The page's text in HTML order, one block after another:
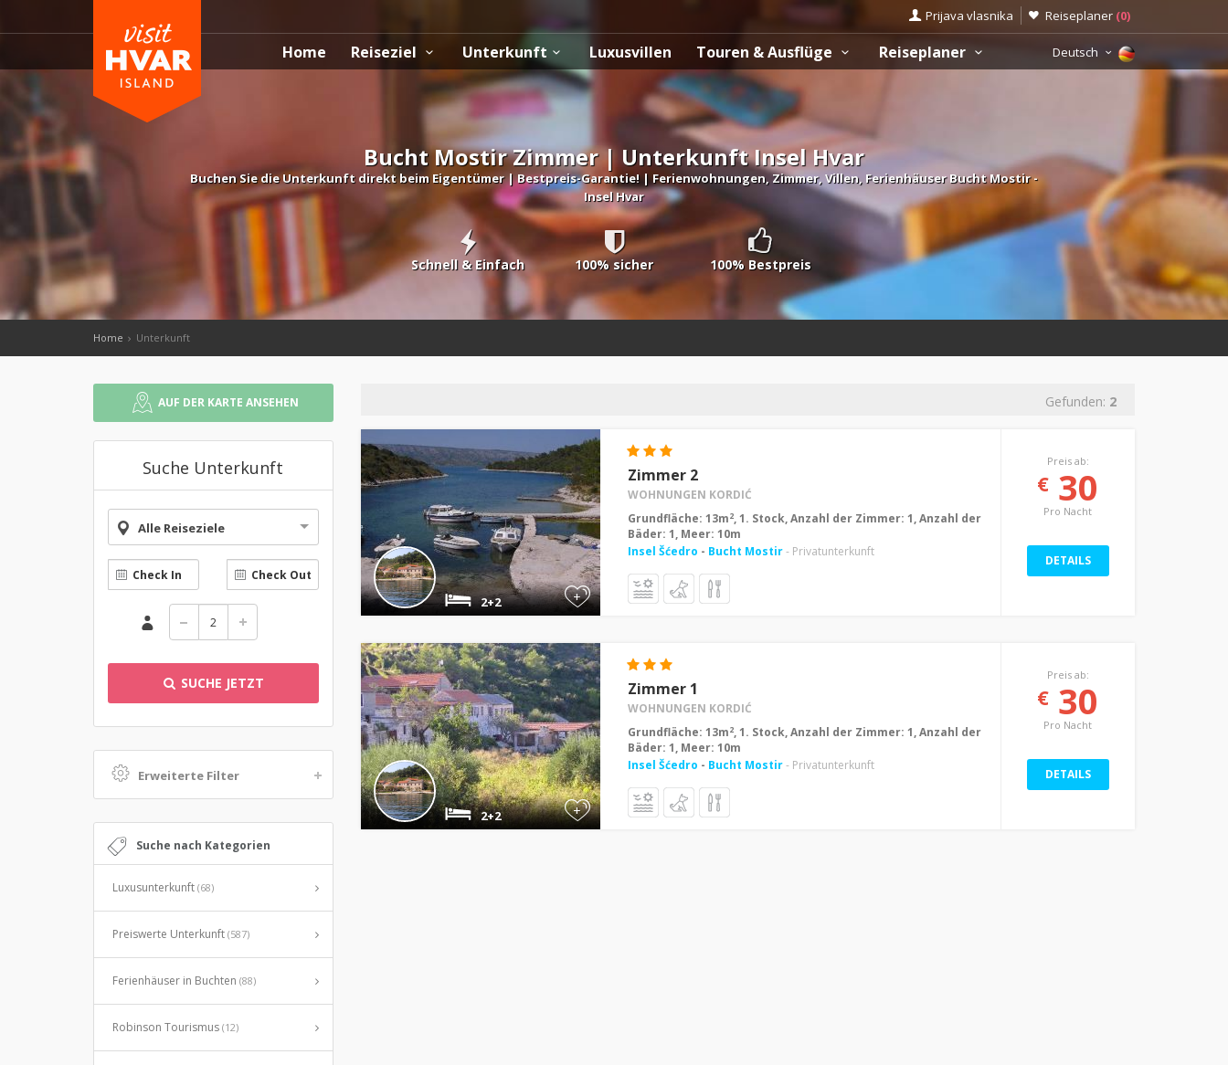
Prijava vlasnika Reiseplaner (0)
Home Reiseziel Unterkunft Luxusvillen Touren & Ausflüge Reiseplaner Deutsch
Bucht Mostir Zimmer | Unterkunft Insel Hvar
Buchen Sie die Unterkunft direkt beim Eigentümer | Bestpreis-Garantie! | Ferienwohnungen, Zimmer, Villen, Ferienhäuser Bucht Mostir -
Insel Hvar
Schnell & Einfach 100% sicher 100% Bestpreis
Home Unterkunft
AUF DER KARTE ANSEHEN
Suche Unterkunft
Alle Reiseziele
SUCHE JETZT
Erweiterte Filter
Suche nach Kategorien
Luxusunterkunft (68)
Preiswerte Unterkunft (587)
Ferienhäuser in Buchten (88)
Robinson Tourismus (12)
Gefunden: 2
+
2+2
Zimmer 2
WOHNUNGEN KORDIĆ
Grundfläche: 13m2, 1. Stock, Anzahl der Zimmer: 1, Anzahl der
Bäder: 1, Meer: 10m
Insel Šćedro - Bucht Mostir- Privatunterkunft
Preis ab:
€ 30
Pro Nacht
DETAILS
+
2+2
Zimmer 1
WOHNUNGEN KORDIĆ
Grundfläche: 13m2, 1. Stock, Anzahl der Zimmer: 1, Anzahl der
Bäder: 1, Meer: 10m
Insel Šćedro - Bucht Mostir- Privatunterkunft
Preis ab:
€ 30
Pro Nacht
DETAILS